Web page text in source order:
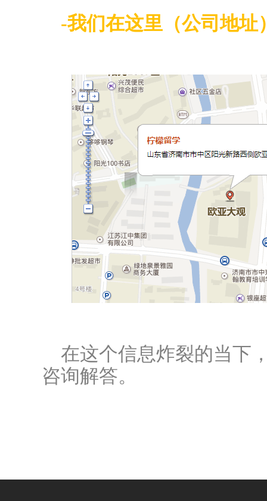
-我们在这里（公司地址
在这个信息炸裂的当下
咨询解答。